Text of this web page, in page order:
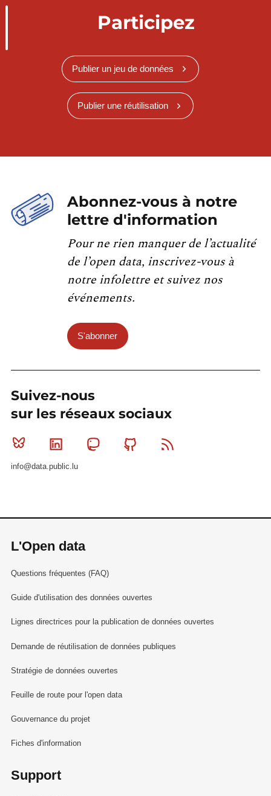
Participez
Publier un jeu de données
Publier une réutilisation
Abonnez-vous à notre
lettre d'information
Pour ne rien manquer de l’actualité
de l’open data, inscrivez-vous à
notre infolettre et suivez nos
événements.
S'abonner
Suivez-nous
sur les réseaux sociaux
Bluesky Linkedin MastodonGithub
info@data.public.lu
L'Open data
Questions fréquentes (FAQ)
Guide d'utilisation des données ouvertes
Lignes directrices pour la publication de données ouvertes
Demande de réutilisation de données publiques
Stratégie de données ouvertes
Feuille de route pour l'open data
Gouvernance du projet
Fiches d'information
Support